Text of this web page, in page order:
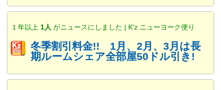
１年以上 1人 がニュースにしました | K'z ニューヨーク便り
冬季割引料金!! 1月、2月、3月は長
期ルームシェア全部屋50ドル引き!